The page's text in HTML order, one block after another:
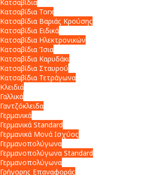
Κατσαβίδια
Κατσαβίδια Torx
Κατσαβίδια Βαριάς Κρούσης
Κατσαβίδια Ειδικά
Κατσαβίδια Ηλεκτρονικών
Κατσαβίδια Ίσια
Κατσαβίδια Καρυδάκι
Κατσαβίδια Σταυρού
Κατσαβίδια Τετράγωνα
Κλειδιά
Γαλλικά
Γαντζόκλειδα
Γερμανικά
Γερμανικά Standard
Γερμανικά Μονά Ισχύος
Γερμανοπολύγωνα
Γερμανοπολύγωνα Standard
Γερμανοπολύγωνα
Γρήγορης Επαναφοράς